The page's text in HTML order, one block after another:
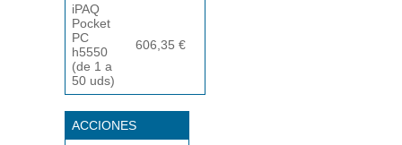
iPAQ
Pocket
PC
h5550
(de 1 a
50 uds)
606,35 €
ACCIONES